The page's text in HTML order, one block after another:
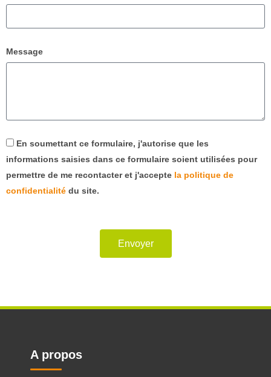
Message
En soumettant ce formulaire, j'autorise que les
informations saisies dans ce formulaire soient utilisées pour
permettre de me recontacter et j'accepte la politique de
confidentialité du site.
Envoyer
A propos